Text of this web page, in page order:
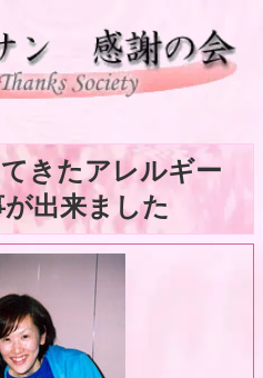
きたアレルギー
出来ました